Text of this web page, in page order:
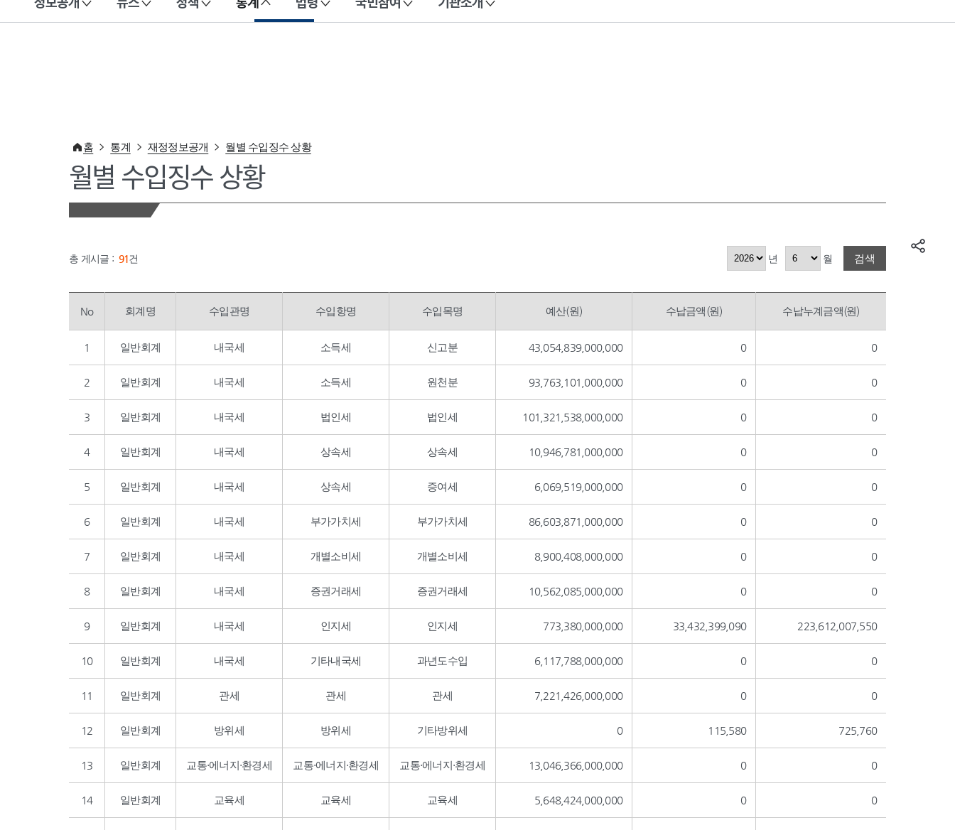
이 누리집은 대한민국 공식 전자정부 누리집입니다.
홈 통계 재정정보공개 월별 수입징수 상황
월별 수입징수 상황
총 게시글 : 91건 년 월 검색
No 회계명 수입관명 수입항명 수입목명 예산(원) 수납금액(원) 수납누계금액(원)
1 일반회계 내국세 소득세 신고분 43,054,839,000,000 0 0
2 일반회계 내국세 소득세 원천분 93,763,101,000,000 0 0
3 일반회계 내국세 법인세 법인세 101,321,538,000,000 0 0
4 일반회계 내국세 상속세 상속세 10,946,781,000,000 0 0
5 일반회계 내국세 상속세 증여세 6,069,519,000,000 0 0
6 일반회계 내국세 부가가치세 부가가치세 86,603,871,000,000 0 0
7 일반회계 내국세 개별소비세 개별소비세 8,900,408,000,000 0 0
8 일반회계 내국세 증권거래세 증권거래세 10,562,085,000,000 0 0
9 일반회계 내국세 인지세 인지세 773,380,000,000 33,432,399,090 223,612,007,550
10 일반회계 내국세 기타내국세 과년도수입 6,117,788,000,000 0 0
11 일반회계 관세 관세 관세 7,221,426,000,000 0 0
12 일반회계 방위세 방위세 기타방위세 0 115,580 725,760
13 일반회계 교통·에너지·환경세 교통·에너지·환경세 교통·에너지·환경세 13,046,366,000,000 0 0
14 일반회계 교육세 교육세 교육세 5,648,424,000,000 0 0